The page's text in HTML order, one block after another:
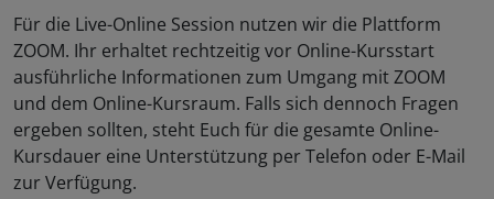
Für die Live-Online Session nutzen wir die Plattform
ZOOM. Ihr erhaltet rechtzeitig vor Online-Kursstart
ausführliche Informationen zum Umgang mit ZOOM
und dem Online-Kursraum. Falls sich dennoch Fragen
ergeben sollten, steht Euch für die gesamte Online-
Kursdauer eine Unterstützung per Telefon oder E-Mail
zur Verfügung.